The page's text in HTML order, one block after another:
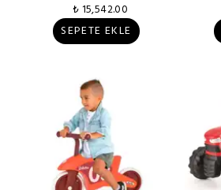
₺ 15,542.00
SEPETE EKLE